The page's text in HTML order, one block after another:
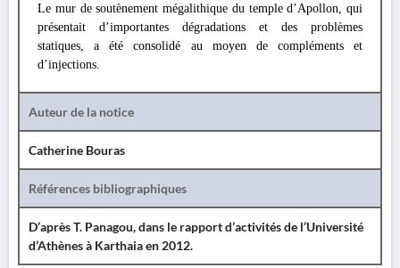
Le mur de soutènement mégalithique du temple d’Apollon, qui
présentait d’importantes dégradations et des problèmes
statiques, a été consolidé au moyen de compléments et
d’injections.
Auteur de la notice
Catherine Bouras
Références bibliographiques
D’après T. Panagou, dans le rapport d’activités de l’Université
d’Athènes à Karthaia en 2012.